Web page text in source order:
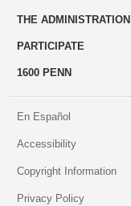
THE ADMINISTRATION
PARTICIPATE
1600 PENN
En Español
Accessibility
Copyright Information
Privacy Policy